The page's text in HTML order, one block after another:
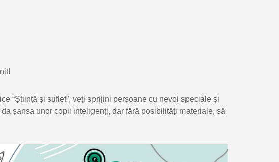
“Știință și suflet”, veți sprijini persoane cu nevoi speciale și
șansa unor copii inteligenți, dar fără posibilități materiale, să